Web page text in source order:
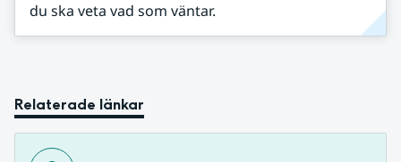
du ska veta vad som väntar.
Relaterade länkar